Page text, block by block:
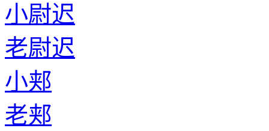
小尉迟
老尉迟
小郏
老郏